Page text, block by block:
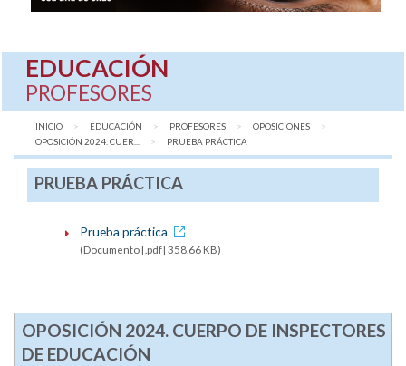
EDUCACIÓN
PROFESORES
INICIO EDUCACIÓN PROFESORES
OPOSICIONES
OPOSICIÓN 2024. CUER...
AQUÍ:
PRUEBA PRÁCTICA
PRUEBA PRÁCTICA
Prueba práctica
(Documento [.pdf] 358,66 KB)
OPOSICIÓN 2024. CUERPO DE INSPECTORES
DE EDUCACIÓN